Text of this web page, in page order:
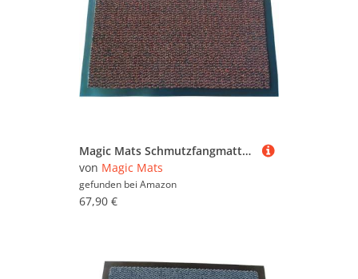
Magic Mats Schmutzfangmatte Türmatte Bern Farbe Terra ca. 90 x 300 cm
von Magic Mats
gefunden bei Amazon
67,90 €